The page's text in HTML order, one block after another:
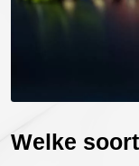
Welke